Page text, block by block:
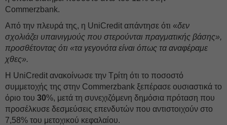
Commerzbank.
Από την πλευρά της, η UniCredit απάντησε ότι «δεν
σχολιάζει υπαινιγμούς που στερούνται πραγματικής βάσης»,
προσθέτοντας ότι «τα γεγονότα είναι όπως τα αναφέραμε
χθες».
Η UniCredit ανακοίνωσε την Τρίτη ότι το ποσοστό
συμμετοχής της στην Commerzbank ξεπέρασε ουσιαστικά το
όριο του 30%, μετά τη συνεχιζόμενη δημόσια πρόταση που
προσέλκυσε δεσμεύσεις επενδυτών που αντιστοιχούν στο
7,58% του μετοχικού κεφαλαίου.